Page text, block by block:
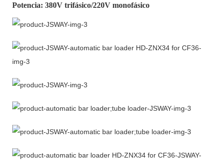
Potencia: 380V trifásico/220V monofásico